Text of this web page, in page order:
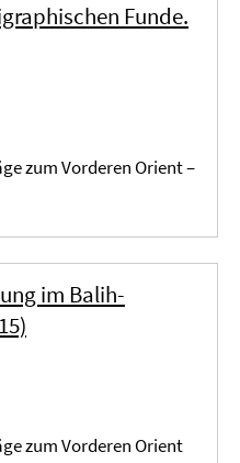
Funde.
zum Vorderen Orient –
im Balih-
zum Vorderen Orient